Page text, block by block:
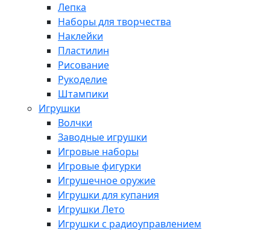
Лепка
Наборы для творчества
Наклейки
Пластилин
Рисование
Рукоделие
Штампики
Игрушки
Волчки
Заводные игрушки
Игровые наборы
Игровые фигурки
Игрушечное оружие
Игрушки для купания
Игрушки Лето
Игрушки с радиоуправлением